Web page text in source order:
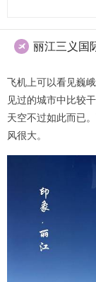
 丽江三义国
飞机上可以看见巍
见过的城市中比较
天空不过如此而已
风很大。